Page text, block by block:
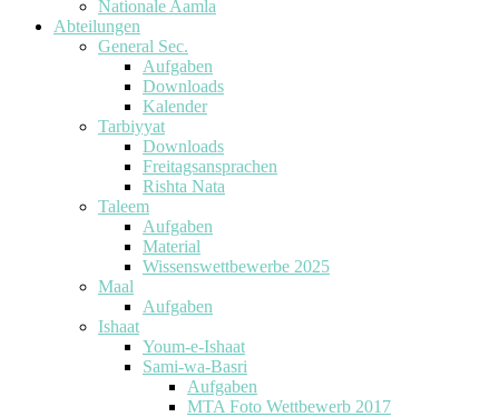
Nationale Aamla
Abteilungen
General Sec.
Aufgaben
Downloads
Kalender
Tarbiyyat
Downloads
Freitagsansprachen
Rishta Nata
Taleem
Aufgaben
Material
Wissenswettbewerbe 2025
Maal
Aufgaben
Ishaat
Youm-e-Ishaat
Sami-wa-Basri
Aufgaben
MTA Foto Wettbewerb 2017